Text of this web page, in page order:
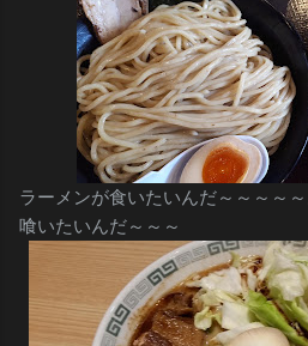
ラーメンが食いたいんだ～～～～
喰いたいんだ～～～